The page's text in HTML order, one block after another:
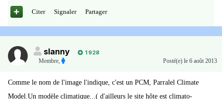
Citer Signaler Partager
slanny
1 928
Membre, Posté(e) le 6 août 2013
Comme le nom de l'image l'indique, c'est un PCM, Parralel Climate
Model.Un modèle climatique...( d'ailleurs le site hôte est climato-